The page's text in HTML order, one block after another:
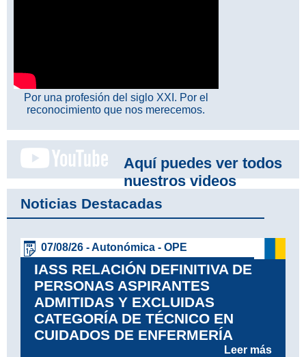
Por una profesión del siglo XXI. Por el
reconocimiento que nos merecemos.
Aquí puedes ver todos
nuestros videos
Noticias Destacadas
07/08/26 - Autonómica - OPE
IASS RELACIÓN DEFINITIVA DE
PERSONAS ASPIRANTES
ADMITIDAS Y EXCLUIDAS
CATEGORÍA DE TÉCNICO EN
CUIDADOS DE ENFERMERÍA
Leer más